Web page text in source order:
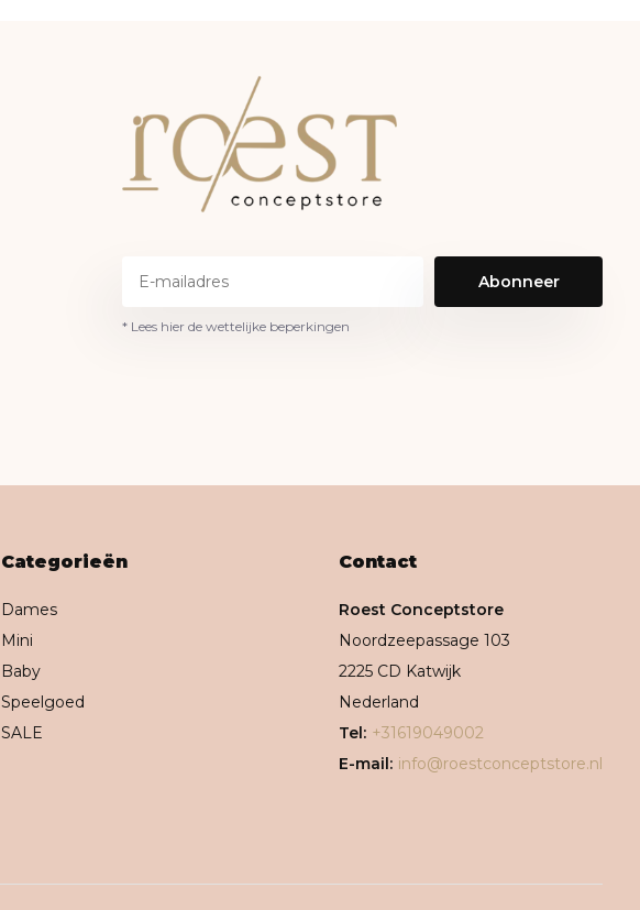
Abonneer
* Lees hier de wettelijke beperkingen
Categorieën
Dames
Mini
Baby
Speelgoed
SALE
Contact
Roest Conceptstore
Noordzeepassage 103
2225 CD Katwijk
Nederland
Tel: +31619049002
E-mail: info@roestconceptstore.nl